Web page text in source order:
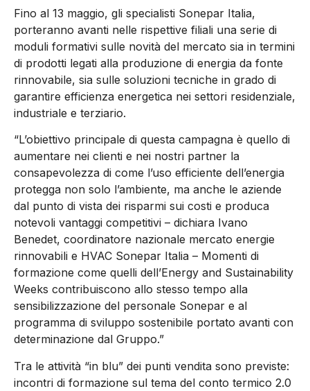
Fino al 13 maggio, gli specialisti Sonepar Italia,
porteranno avanti nelle rispettive filiali una serie di
moduli formativi sulle novità del mercato sia in termini
di prodotti legati alla produzione di energia da fonte
rinnovabile, sia sulle soluzioni tecniche in grado di
garantire efficienza energetica nei settori residenziale,
industriale e terziario.
“L’obiettivo principale di questa campagna è quello di
aumentare nei clienti e nei nostri partner la
consapevolezza di come l’uso efficiente dell’energia
protegga non solo l’ambiente, ma anche le aziende
dal punto di vista dei risparmi sui costi e produca
notevoli vantaggi competitivi – dichiara Ivano
Benedet, coordinatore nazionale mercato energie
rinnovabili e HVAC Sonepar Italia – Momenti di
formazione come quelli dell’Energy and Sustainability
Weeks contribuiscono allo stesso tempo alla
sensibilizzazione del personale Sonepar e al
programma di sviluppo sostenibile portato avanti con
determinazione dal Gruppo.”
Tra le attività “in blu” dei punti vendita sono previste:
incontri di formazione sul tema del conto termico 2.0